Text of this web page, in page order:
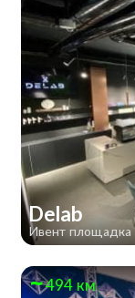
Delab
Ивент площадка
494 км